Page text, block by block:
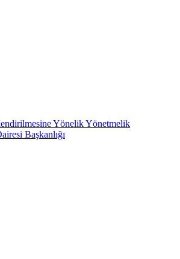
Yönelik Yönetmelik
Başkanlığı